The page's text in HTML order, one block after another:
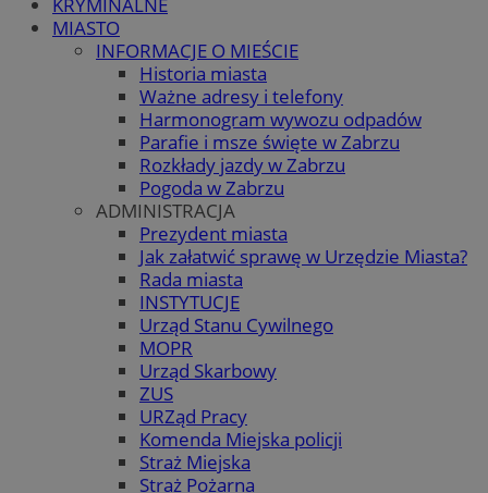
MIASTO
INFORMACJE O MIEŚCIE
Historia miasta
Ważne adresy i telefony
Harmonogram wywozu odpadów
Parafie i msze święte w Zabrzu
Rozkłady jazdy w Zabrzu
Pogoda w Zabrzu
ADMINISTRACJA
Prezydent miasta
Jak załatwić sprawę w Urzędzie Miasta?
Rada miasta
INSTYTUCJE
Urząd Stanu Cywilnego
MOPR
Urząd Skarbowy
ZUS
URZąd Pracy
Komenda Miejska policji
Straż Miejska
Straż Pożarna